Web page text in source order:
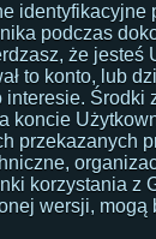
identyfikacyjne
podczas
że jesteś
to konto, lub
Środki
koncie
przekazanych
korzystania z
wersji, mogą